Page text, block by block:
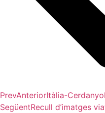
PrevAnteriorItàlia-
SegüentRecull d’imatges